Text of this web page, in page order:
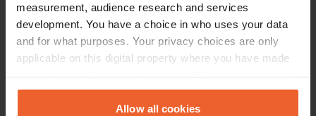
measurement, audience research and services
development. You have a choice in who uses your data
and for what purposes. Your privacy choices are only
applicable on this digital property where you have made
any time from the Cookie Declaration or by clicking on
the Privacy trigger icon.Allow all cookies
Contact
Emplacement